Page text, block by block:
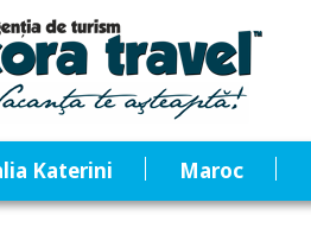
Katerini Maroc